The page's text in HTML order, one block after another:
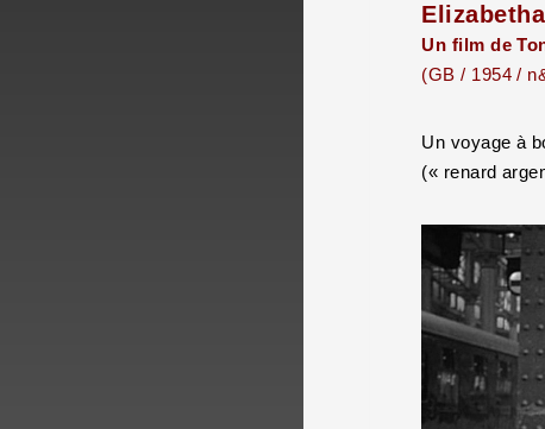
Un film de
(GB / 1954 /
Un voyage à
(« renard